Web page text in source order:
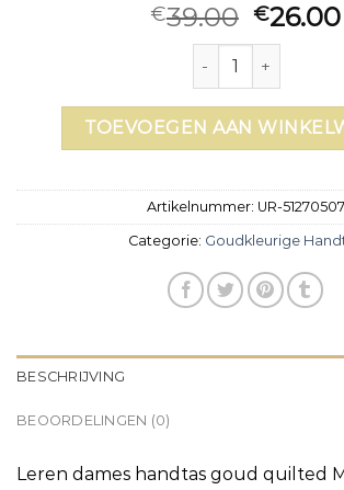
€39.00 €26.00
goudkleurige
TOEVOEGEN AAN
Artikelnummer: UR-51270507
Categorie: Goudkleurige
BESCHRIJVING
BEOORDELINGEN (0)
Leren dames handtas goud quilted